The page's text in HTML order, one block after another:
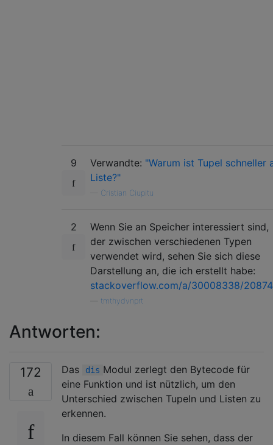
9 Verwandte: "Warum ist Tupel schneller
Liste?"
Cristian Ciupitu
2
Wenn Sie an Speicher interessiert sind,
der zwischen verschiedenen Typen
verwendet wird, sehen Sie sich diese
Darstellung an, die ich erstellt habe:
stackoverflow.com/a/30008338/
tmthydvnprt
Antworten:
172 Das dis Modul zerlegt den Bytecode für
eine Funktion und ist nützlich, um den
Unterschied zwischen Tupeln und Listen zu
erkennen.
In diesem Fall können Sie sehen, dass der